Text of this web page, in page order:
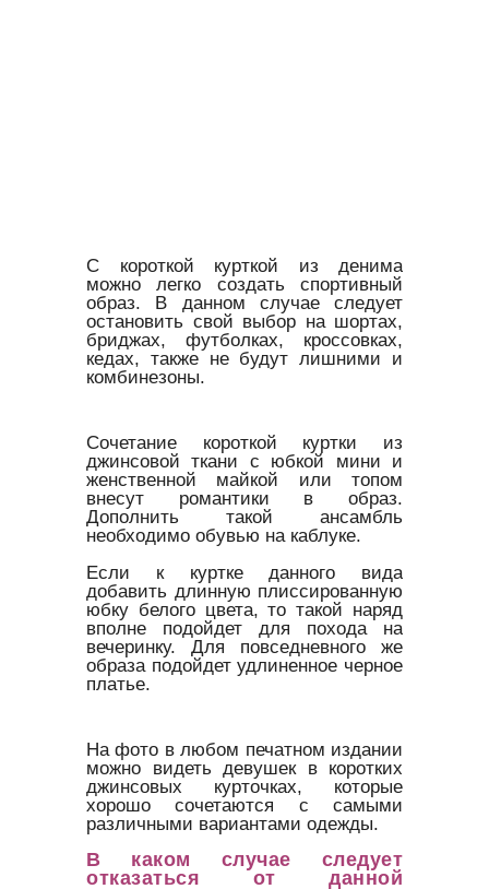
С короткой курткой из денима
можно легко создать спортивный
образ. В данном случае следует
остановить свой выбор на шортах,
бриджах, футболках, кроссовках,
кедах, также не будут лишними и
комбинезоны.
Сочетание короткой куртки из
джинсовой ткани с юбкой мини и
женственной майкой или топом
внесут романтики в образ.
Дополнить такой ансамбль
необходимо обувью на каблуке.
Если к куртке данного вида
добавить длинную плиссированную
юбку белого цвета, то такой наряд
вполне подойдет для похода на
вечеринку. Для повседневного же
образа подойдет удлиненное черное
платье.
На фото в любом печатном издании
можно видеть девушек в коротких
джинсовых курточках, которые
хорошо сочетаются с самыми
различными вариантами одежды.
В каком случае следует
отказаться от данной